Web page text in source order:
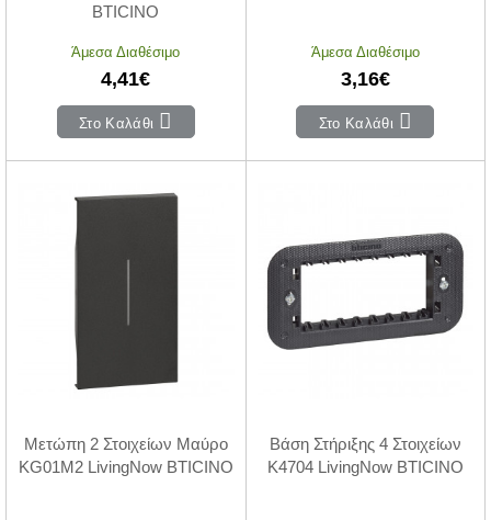
BTICINO
Άμεσα Διαθέσιμο
4,41€
Στο Καλάθι
Άμεσα Διαθέσιμο
3,16€
Στο Καλάθι
Μετώπη 2 Στοιχείων Μαύρο
KG01M2 LivingNow BTICINO
Βάση Στήριξης 4 Στοιχείων
K4704 LivingNow BTICINO